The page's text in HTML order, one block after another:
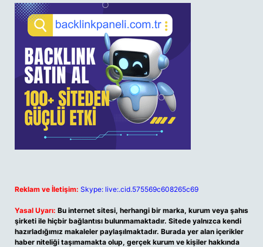
Reklam ve İletişim: Skype: live:.cid.575569c608265c69
Yasal Uyarı: Bu internet sitesi, herhangi bir marka, kurum veya şahıs
şirketi ile hiçbir bağlantısı bulunmamaktadır. Sitede yalnızca kendi
hazırladığımız makaleler paylaşılmaktadır. Burada yer alan içerikler
haber niteliği taşımamakta olup, gerçek kurum ve kişiler hakkında